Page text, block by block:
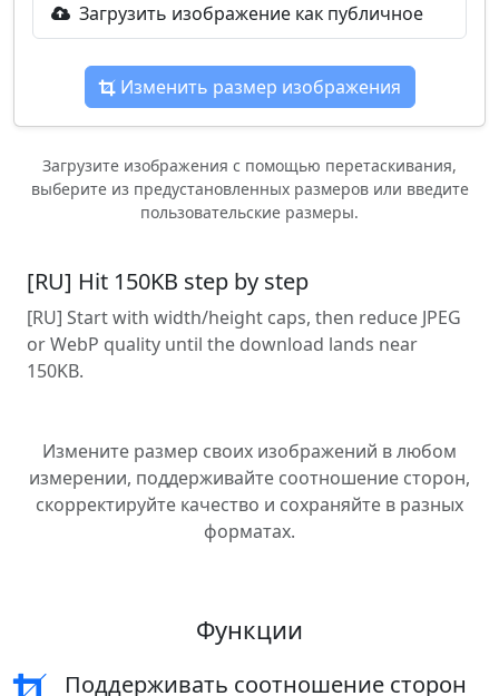
Загрузить изображение как публичное
Изменить размер изображения
Загрузите изображения с помощью перетаскивания,
выберите из предустановленных размеров или введите
пользовательские размеры.
[RU] Hit 150KB step by step
[RU] Start with width/height caps, then reduce JPEG
or WebP quality until the download lands near
150KB.
Измените размер своих изображений в любом
измерении, поддерживайте соотношение сторон,
скорректируйте качество и сохраняйте в разных
форматах.
Функции
Поддерживать соотношение сторон